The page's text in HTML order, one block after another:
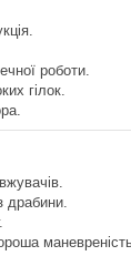
роботи.
гілок.
драбини.